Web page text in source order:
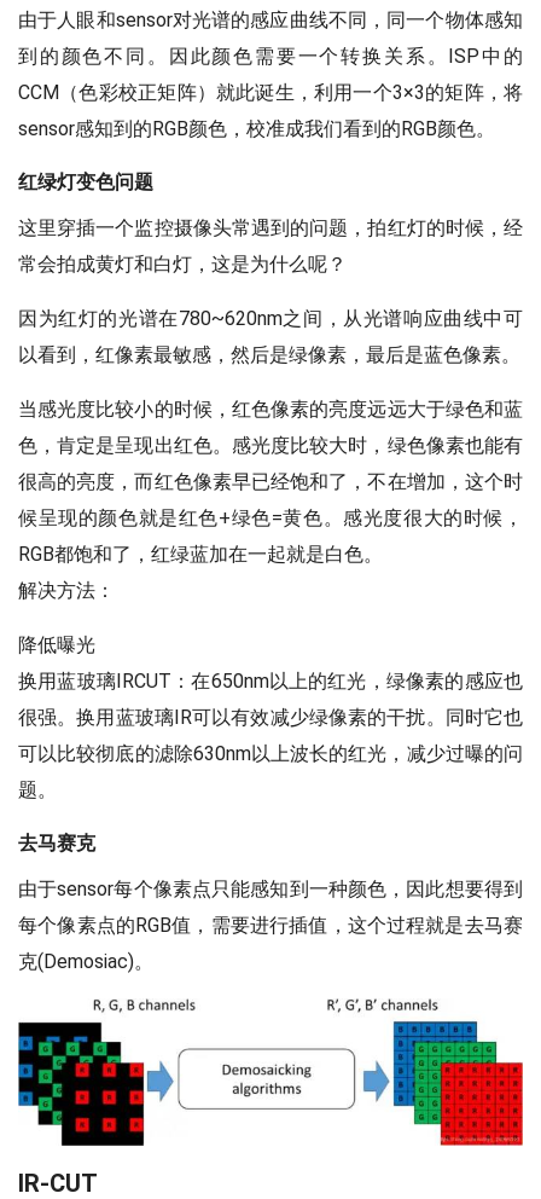
由于人眼和sensor对光谱的感应曲线不同，同一个物体感知
到的颜色不同。因此颜色需要一个转换关系。ISP中的
CCM（色彩校正矩阵）就此诞生，利用一个3×3的矩阵，将
sensor感知到的RGB颜色，校准成我们看到的RGB颜色。
红绿灯变色问题
这里穿插一个监控摄像头常遇到的问题，拍红灯的时候，经
常会拍成黄灯和白灯，这是为什么呢？
因为红灯的光谱在780~620nm之间，从光谱响应曲线中可
以看到，红像素最敏感，然后是绿像素，最后是蓝色像素。
当感光度比较小的时候，红色像素的亮度远远大于绿色和蓝
色，肯定是呈现出红色。感光度比较大时，绿色像素也能有
很高的亮度，而红色像素早已经饱和了，不在增加，这个时
候呈现的颜色就是红色+绿色=黄色。感光度很大的时候，
RGB都饱和了，红绿蓝加在一起就是白色。
解决方法：
降低曝光
换用蓝玻璃IRCUT：在650nm以上的红光，绿像素的感应也
很强。换用蓝玻璃IR可以有效减少绿像素的干扰。同时它也
可以比较彻底的滤除630nm以上波长的红光，减少过曝的问
题。
去马赛克
由于sensor每个像素点只能感知到一种颜色，因此想要得到
每个像素点的RGB值，需要进行插值，这个过程就是去马赛
克(Demosiac)。
IR-CUT